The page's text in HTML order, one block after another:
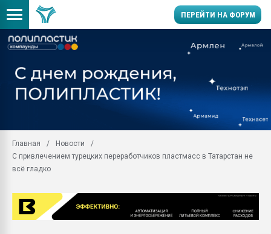
ПЕРЕЙТИ НА ФОРУМ
пластмасс
ситуацией на
Продам отходы
поликарбоната и АБС-
Armaloy PC/ABS-1IM
Главная
Новости
С привлечением турецких переработчиков пластмасс в Татарстан не
всё гладко